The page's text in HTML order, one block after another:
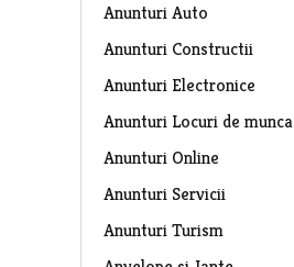
Anunturi Auto
Anunturi Constructii
Anunturi Electronice
Anunturi Locuri de munca
Anunturi Online
Anunturi Servicii
Anunturi Turism